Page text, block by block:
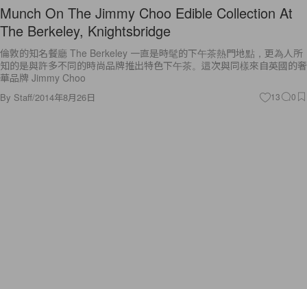
Munch On The Jimmy Choo Edible Collection At
The Berkeley, Knightsbridge
倫敦的知名餐廳 The Berkeley 一直是時髦的下午茶熱門地點，更為人所
知的是與許多不同的時尚品牌推出特色下午茶。這次與同樣來自英國的奢
華品牌 Jimmy Choo
By Staff/2014年8月26日 13 0